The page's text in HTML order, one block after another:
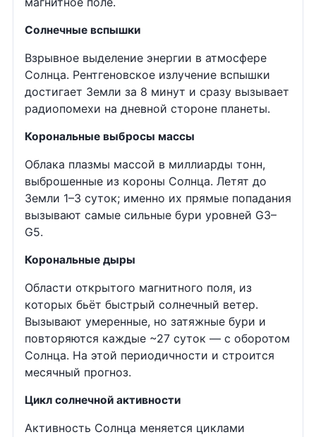
Солнечные вспышки
Взрывное выделение энергии в атмосфере
Солнца. Рентгеновское излучение вспышки
достигает Земли за 8 минут и сразу вызывает
радиопомехи на дневной стороне планеты.
Корональные выбросы массы
Облака плазмы массой в миллиарды тонн,
выброшенные из короны Солнца. Летят до
Земли 1–3 суток; именно их прямые попадания
вызывают самые сильные бури уровней G3–
G5.
Корональные дыры
Области открытого магнитного поля, из
которых бьёт быстрый солнечный ветер.
Вызывают умеренные, но затяжные бури и
повторяются каждые ~27 суток — с оборотом
Солнца. На этой периодичности и строится
месячный прогноз.
Цикл солнечной активности
Активность Солнца меняется циклами